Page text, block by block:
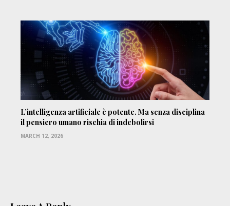
L’intelligenza artificiale è potente. Ma senza disciplina
il pensiero umano rischia di indebolirsi
MARCH 12, 2026